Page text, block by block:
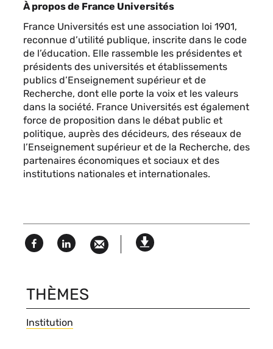
À propos de France Universités
France Universités est une association loi 1901,
reconnue d’utilité publique, inscrite dans le code
de l’éducation. Elle rassemble les présidentes et
présidents des universités et établissements
publics d’Enseignement supérieur et de
Recherche, dont elle porte la voix et les valeurs
dans la société. France Universités est également
force de proposition dans le débat public et
politique, auprès des décideurs, des réseaux de
l’Enseignement supérieur et de la Recherche, des
partenaires économiques et sociaux et des
institutions nationales et internationales.
FacebookLinked
THÈMES
Thèmes
Institution